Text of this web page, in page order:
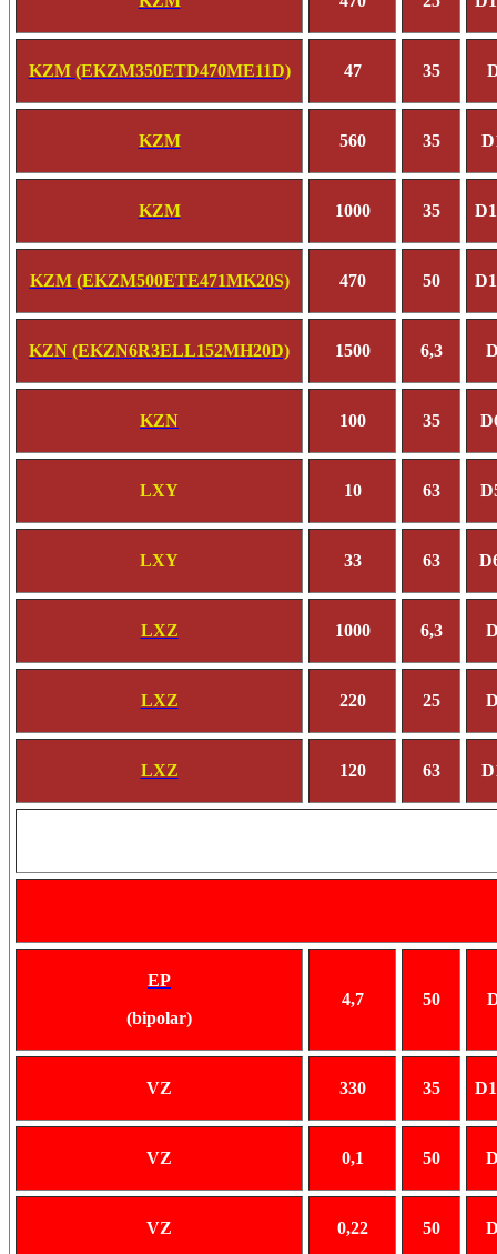
KZM (EKZM350ETD470ME11D) 47 35
KZM 560 35
KZM 1000 35
KZM (EKZM500ETE471MK20S) 470 50
KZN (EKZN6R3ELL152MH20D) 1500 6,3
KZN 100 35
LXY 10 63
LXY 33 63
LXZ 1000 6,3
LXZ 220 25
LXZ 120 63
EP
(bipolar)
4,7 50
VZ 330 35
VZ 0,1 50
VZ 0,22 50